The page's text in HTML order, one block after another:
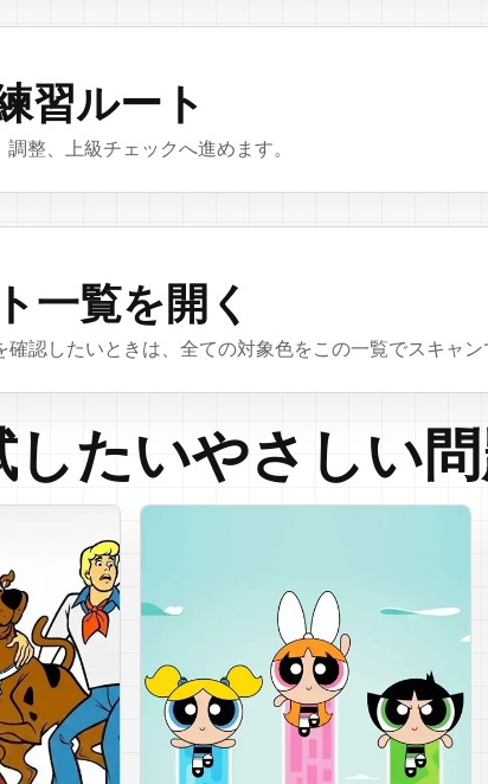
習ルート
整、上級チェックへ進めます。
一覧を開く
認したいときは、全ての対象色をこの一覧でスキャン
したいやさしい